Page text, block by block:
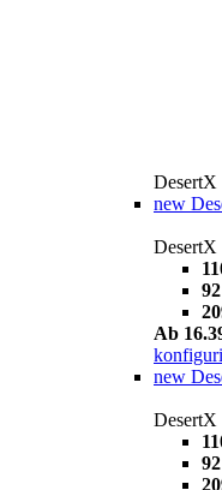
DesertX
new
DesertX
Ab
new
DesertX